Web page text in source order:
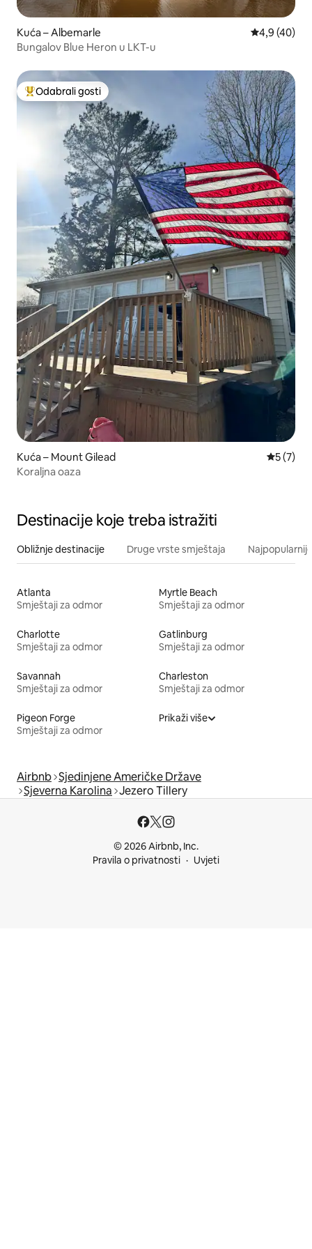
Kuća – Albemarle Prosječna
4,9 (40)
Bungalov Blue Heron u LKT-u
Među najviše rangiranima s oznakom „Odabrali gosti”
Odabrali gosti
Kuća – Mount Gilead
5 (7)
Koraljna oaza
Destinacije koje treba istražiti
Obližnje destinacije Druge vrste smještaja
Atlanta
Smještaji za odmor
Myrtle Beach
Smještaji za odmor
Charlotte
Smještaji za odmor
Gatlinburg
Smještaji za odmor
Savannah
Smještaji za odmor
Charleston
Smještaji za odmor
Pigeon Forge
Smještaji za odmor
Prikaži više
Airbnb Sjedinjene Američke Države
Sjeverna Karolina Jezero Tillery
© 2026 Airbnb, Inc.
Pravila o privatnosti
Uvjeti